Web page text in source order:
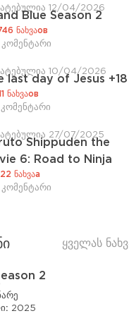
12/04/2026
Blue Season 2
ნახვაов
10/04/2026
last day of Jesus +18
ნახვაов
27/07/2025
Shippuden the
6: Road to Ninja
ნახვაа
ყველას
2
2025